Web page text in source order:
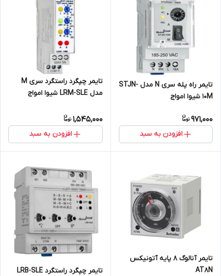
تایمر راه پله سری N مدل STJN-
10M شیوا امواج
971,000
افزودن به سبد
تایمر چپگرد راستگرد سری M
مدل LRM-SLE شیوا امواج
1,545,000
افزودن به سبد
تایمر آنالوگ 8 پایه آتونیکس
AT8N
تایمر چپگرد راستگرد LRB-SLE